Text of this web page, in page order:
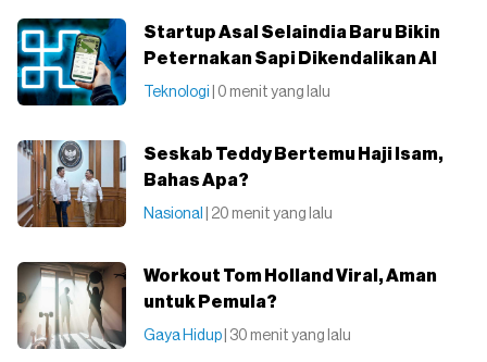
Startup Asal Selaindia Baru Bikin
Peternakan Sapi Dikendalikan AI
Teknologi | 0 menit yang lalu
Seskab Teddy Bertemu Haji Isam,
Bahas Apa?
Nasional | 20 menit yang lalu
Workout Tom Holland Viral, Aman
untuk Pemula?
Gaya Hidup | 30 menit yang lalu